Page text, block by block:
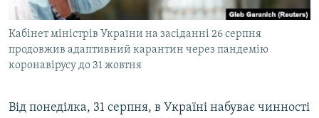
КРИМ РЕАЛІЇ
РУС
УКР
КТАТ
Кабінет міністрів України на засіданні 26 серпня
продовжив адаптивний карантин через пандемію
коронавірусу до 31 жовтня
Від понеділка, 31 серпня, в Україні набуває чинності